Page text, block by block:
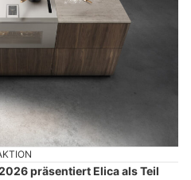
präsentiert Elica als Teil